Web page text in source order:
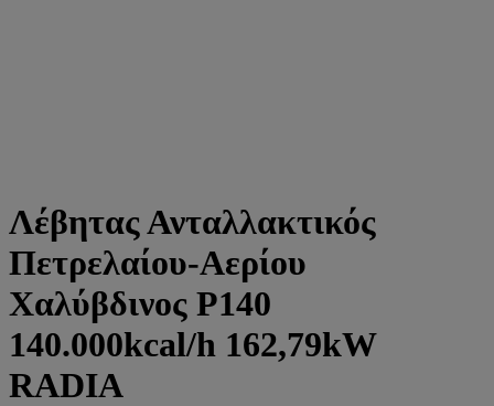
Λέβητας Ανταλλακτικός
Πετρελαίου-Αερίου
Χαλύβδινος P140
140.000kcal/h 162,79kW
RADIA